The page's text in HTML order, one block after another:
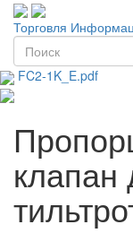
Торговля
FC2-1K_E.pdf
клапан